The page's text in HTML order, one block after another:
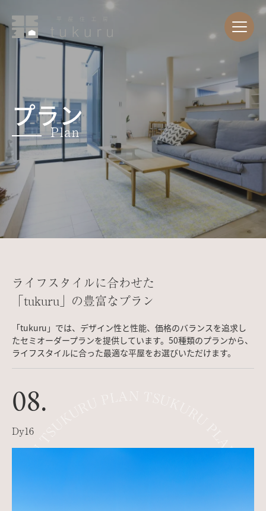
プラン
Plan
ライフスタイルに合わせた
「tukuru」の豊富なプラン
「tukuru」では、デザイン性と性能、価格のバランスを追求し
たセミオーダープランを提供しています。50種類のプランから、
ライフスタイルに合った最適な平屋をお選びいただけます。
08.
Dy16